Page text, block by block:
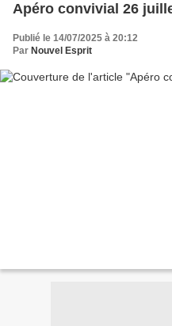
Apéro convivial 26
Publié le 14/07/2025 à 20:12
Par Nouvel Esprit